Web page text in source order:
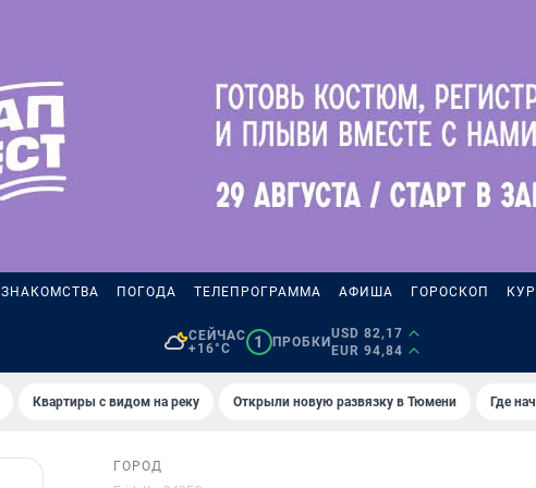
ЗНАКОМСТВА ПОГОДА ТЕЛЕПРОГРАММА АФИША ГОРОСКОП
СЕЙЧАС
+16°C
1 ПРОБКИ
USD 82,17
EUR 94,84
Квартиры с видом на реку Открыли новую развязку в Тюмени Где
ГОРОД